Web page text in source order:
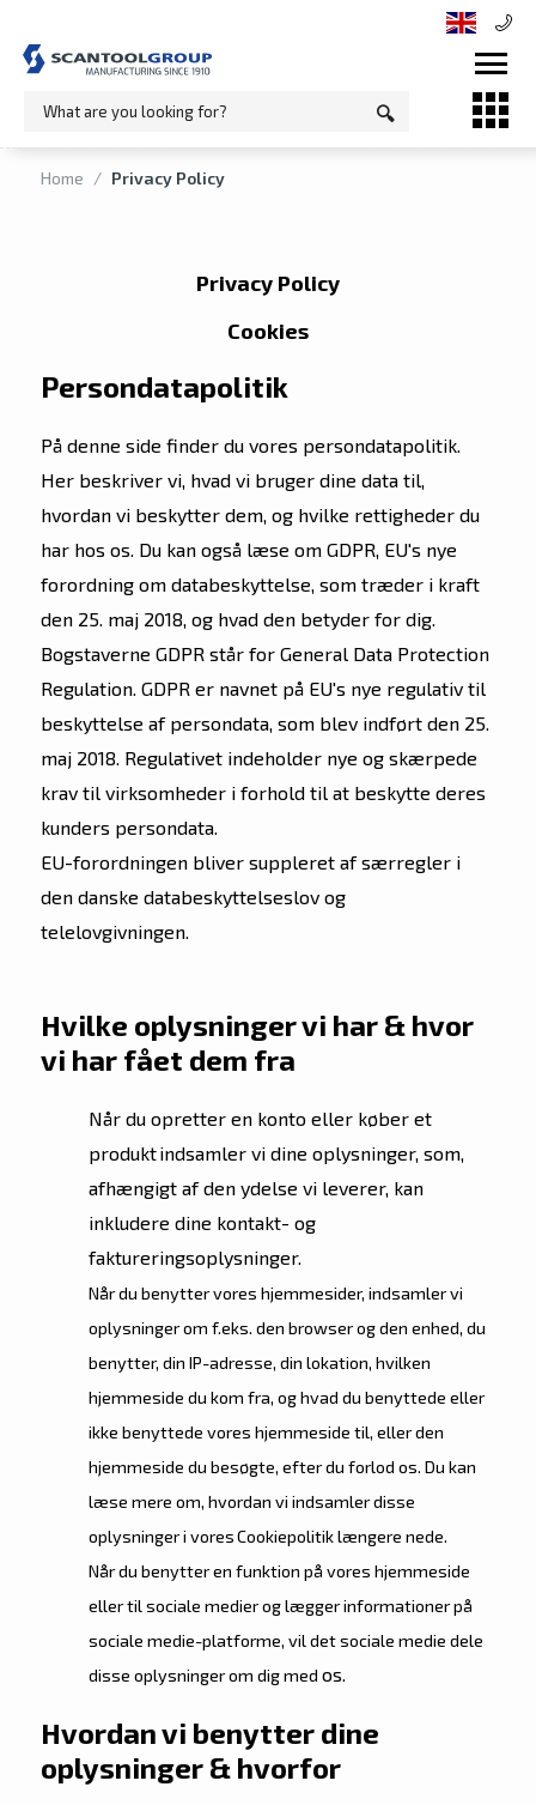
Home / Privacy Policy
Privacy Policy
Cookies
Persondatapolitik
På denne side finder du vores persondatapolitik.
Her beskriver vi, hvad vi bruger dine data til,
hvordan vi beskytter dem, og hvilke rettigheder du
har hos os. Du kan også læse om GDPR, EU's nye
forordning om databeskyttelse, som træder i kraft
den 25. maj 2018, og hvad den betyder for dig.
Bogstaverne GDPR står for General Data Protection
Regulation. GDPR er navnet på EU's nye regulativ til
beskyttelse af persondata, som blev indført den 25.
maj 2018. Regulativet indeholder nye og skærpede
krav til virksomheder i forhold til at beskytte deres
kunders persondata.
EU-forordningen bliver suppleret af særregler i
den danske databeskyttelseslov og
telelovgivningen.
Hvilke oplysninger vi har & hvor
vi har fået dem fra
Når du opretter en konto eller køber et
produkt indsamler vi dine oplysninger, som,
afhængigt af den ydelse vi leverer, kan
inkludere dine kontakt- og
faktureringsoplysninger.
Når du benytter vores hjemmesider, indsamler vi
oplysninger om f.eks. den browser og den enhed, du
benytter, din IP-adresse, din lokation, hvilken
hjemmeside du kom fra, og hvad du benyttede eller
ikke benyttede vores hjemmeside til, eller den
hjemmeside du besøgte, efter du forlod os. Du kan
læse mere om, hvordan vi indsamler disse
oplysninger i vores Cookiepolitik længere nede.
Når du benytter en funktion på vores hjemmeside
eller til sociale medier og lægger informationer på
sociale medie-platforme, vil det sociale medie dele
disse oplysninger om dig med os.
Hvordan vi benytter dine
oplysninger & hvorfor